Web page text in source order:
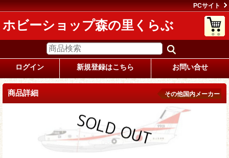
PCサイト
ホビーショップ森の里くらぶ
ログイン 新規登録はこちら お問い合せ
商品詳細 その他国内メーカー